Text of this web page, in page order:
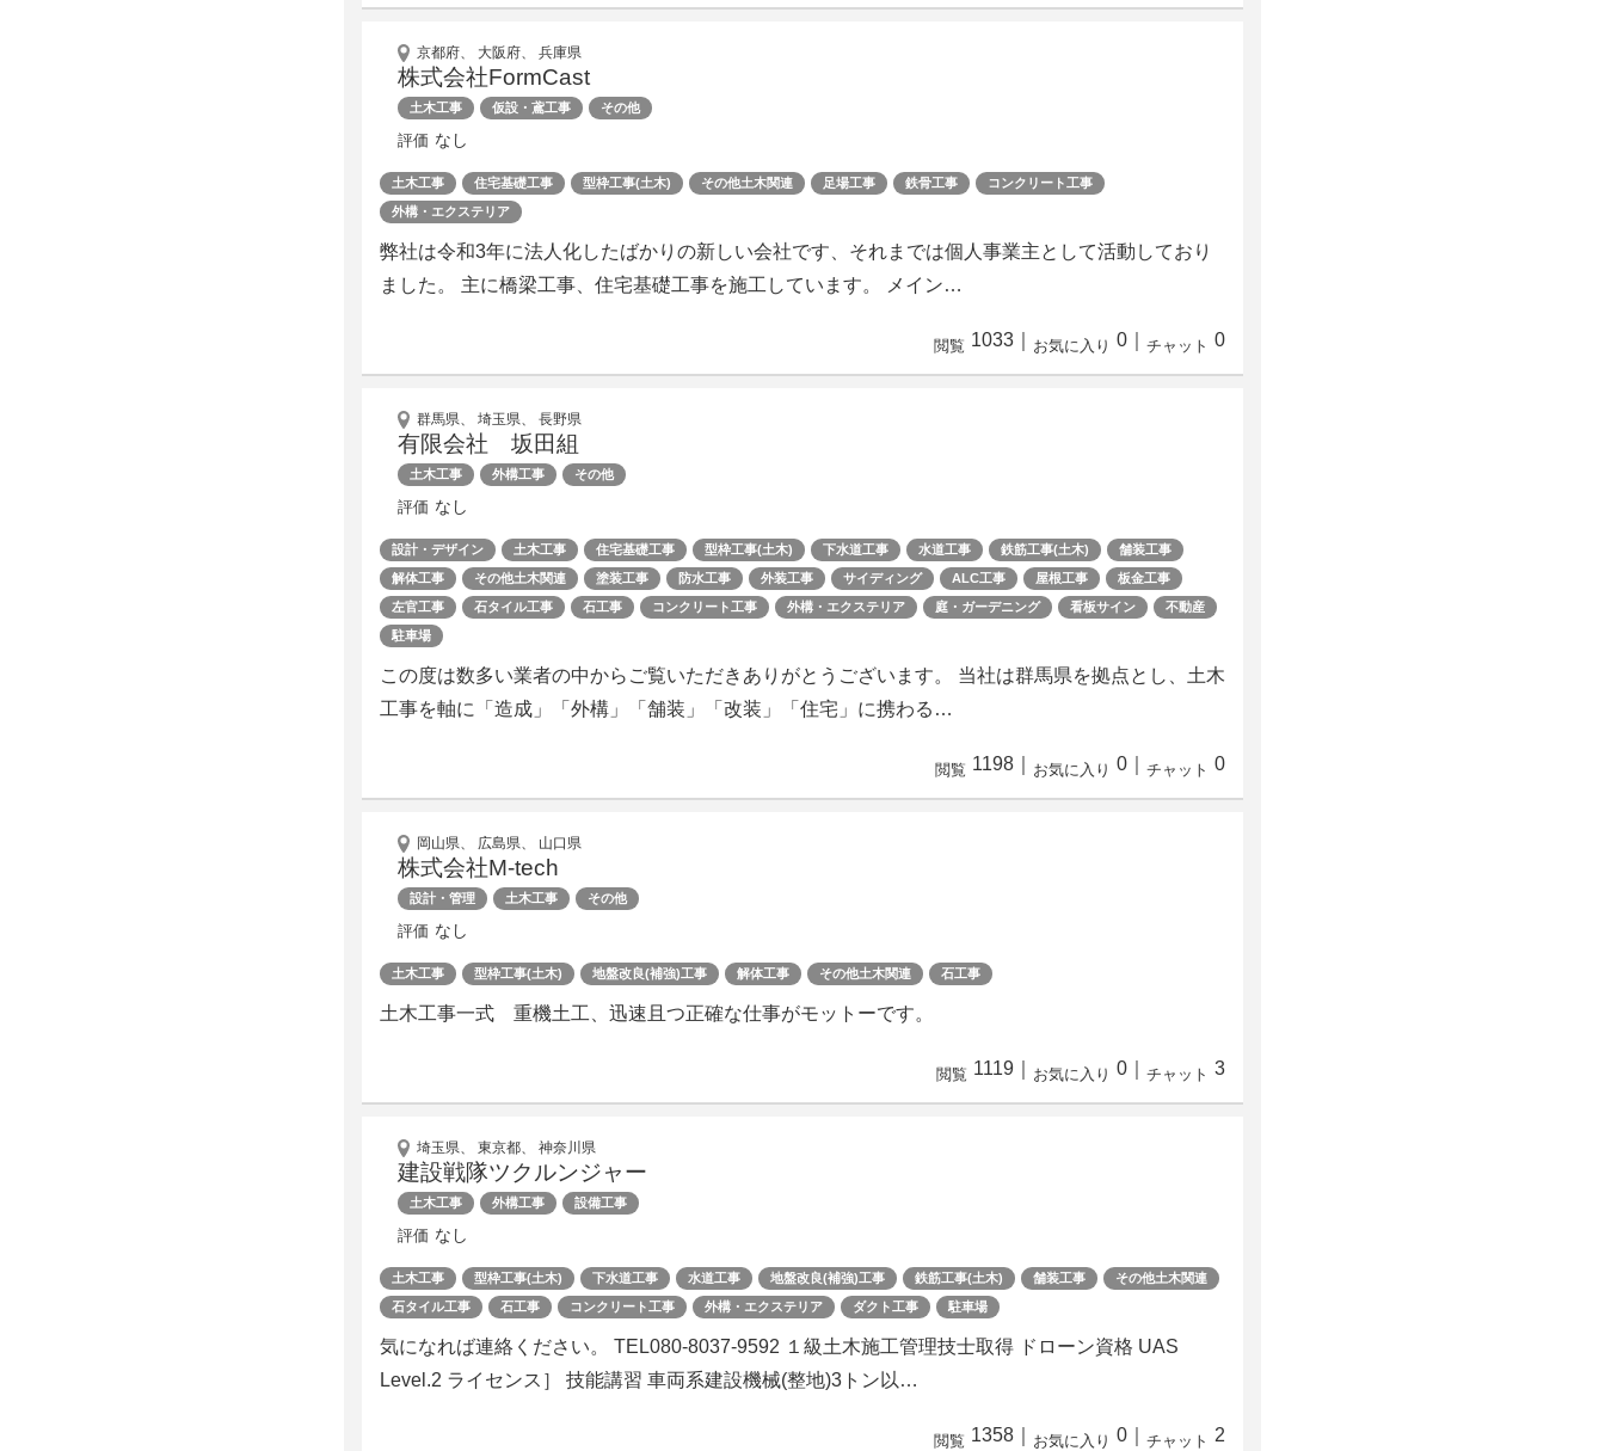
京都府、 大阪府、 兵庫県
株式会社FormCast
土木工事 仮設・鳶工事 その他
評価 なし
土木工事 住宅基礎工事 型枠工事(土木) その他土木関連 足場工事 鉄骨工事
コンクリート工事
外構・エクステリア
弊社は令和3年に法人化したばかりの新しい会社です、それまでは個人事業主として活動しており
ました。 主に橋梁工事、住宅基礎工事を施工しています。 メイン…
閲覧 1033 お気に入り 0 チャット 0
群馬県、 埼玉県、 長野県
有限会社 坂田組
土木工事 外構工事 その他
評価 なし
設計・デザイン 土木工事 住宅基礎工事 型枠工事(土木) 下水道工事 水道工事 鉄筋工事(土木)
舗装工事
解体工事
その他土木関連 塗装工事 防水工事 外装工事 サイディング ALC工事 屋根工事
板金工事
左官工事
石タイル工事 石工事 コンクリート工事 外構・エクステリア 庭・ガーデニング 看板サイン
不動産
駐車場
この度は数多い業者の中からご覧いただきありがとうございます。 当社は群馬県を拠点とし、土木
工事を軸に「造成」「外構」「舗装」「改装」「住宅」に携わる…
閲覧 1198 お気に入り 0 チャット 0
岡山県、 広島県、 山口県
株式会社M-tech
設計・管理 土木工事 その他
評価 なし
土木工事 型枠工事(土木) 地盤改良(補強)工事 解体工事 その他土木関連 石工事
土木工事一式 重機土工、迅速且つ正確な仕事がモットーです。
閲覧 1119 お気に入り 0 チャット 3
埼玉県、 東京都、 神奈川県
建設戦隊ツクルンジャー
土木工事 外構工事 設備工事
評価 なし
土木工事 型枠工事(土木) 下水道工事 水道工事 地盤改良(補強)工事 鉄筋工事(土木) 舗装工事
その他土木関連
石タイル工事
石工事 コンクリート工事 外構・エクステリア ダクト工事 駐車場
気になれば連絡ください。 TEL080-8037-9592 １級土木施工管理技士取得 ドローン資格 UAS
Level.2 ライセンス］ 技能講習 車両系建設機械(整地)3トン以…
閲覧 1358 お気に入り 0 チャット 2